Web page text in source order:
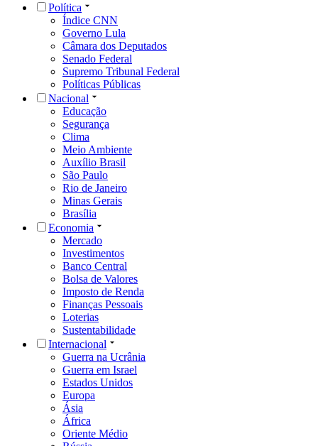
Política
Índice CNN
Governo Lula
Câmara dos Deputados
Senado Federal
Supremo Tribunal Federal
Políticas Públicas
Nacional
Educação
Segurança
Clima
Meio Ambiente
Auxílio Brasil
São Paulo
Rio de Janeiro
Minas Gerais
Brasília
Economia
Mercado
Investimentos
Banco Central
Bolsa de Valores
Imposto de Renda
Finanças Pessoais
Loterias
Sustentabilidade
Internacional
Guerra na Ucrânia
Guerra em Israel
Estados Unidos
Europa
Ásia
África
Oriente Médio